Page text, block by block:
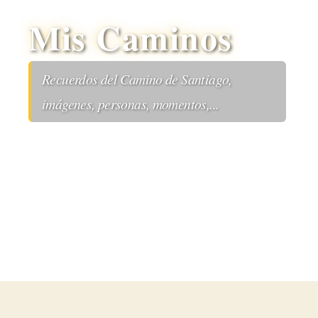
Mis Caminos
Recuerdos del Camino de Santiago,
imágenes, personas, momentos,...